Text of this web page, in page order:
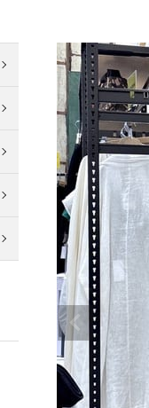
タンクトップ・
カーディガン・
シャツ・ブラウ
スウェット・パ
ニット
その他のパンツ
デニムパンツ
ジャケット
コート